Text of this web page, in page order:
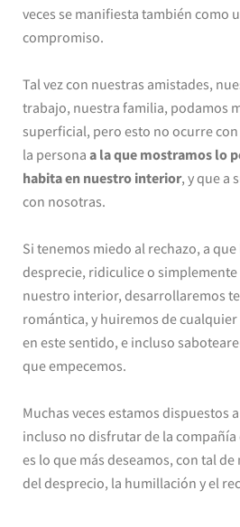
veces se manifiesta también como
compromiso.
Tal vez con nuestras amistades,
trabajo, nuestra familia, podamos
superficial, pero esto no ocurre
la persona a la que mostramos lo
habita en nuestro interior, y que a
con nosotras.
Si tenemos miedo al rechazo, a
desprecie, ridiculice o simplemente
nuestro interior, desarrollaremos
romántica, y huiremos de
en este sentido, e incluso
que empecemos.
Muchas veces estamos dispuestos
incluso no disfrutar de la compañía
es lo que más deseamos, con tal
del desprecio, la humillación y el